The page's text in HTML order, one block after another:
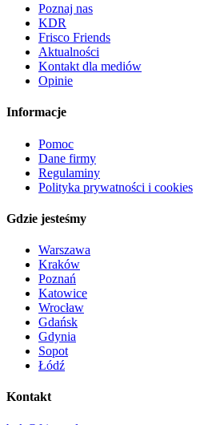
Poznaj nas
KDR
Frisco Friends
Aktualności
Kontakt dla mediów
Opinie
Informacje
Pomoc
Dane firmy
Regulaminy
Polityka prywatności i cookies
Gdzie jesteśmy
Warszawa
Kraków
Poznań
Katowice
Wrocław
Gdańsk
Gdynia
Sopot
Łódź
Kontakt